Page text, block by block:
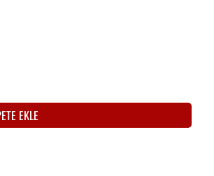
EKLE